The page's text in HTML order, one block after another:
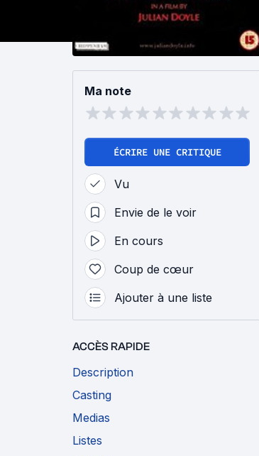
Ma note
ÉCRIRE UNE CRITIQUE
Vu
Envie de le voir
En cours
Coup de cœur
Ajouter à une liste
ACCÈS RAPIDE
Description
Casting
Medias
Listes